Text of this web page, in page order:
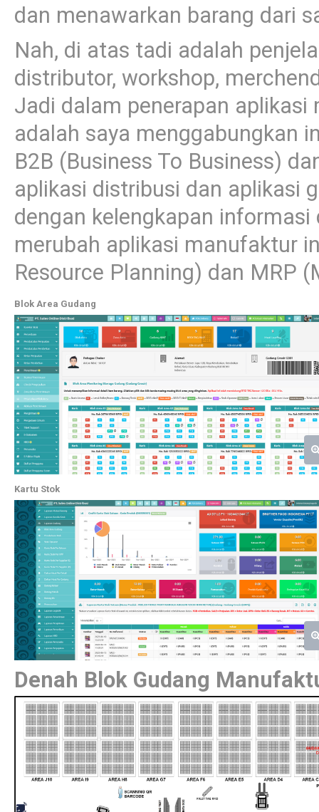
dan menawarkan barang dari
Nah, di atas tadi adalah
distributor, workshop,
Jadi dalam penerapan
adalah saya menggabungkan
B2B (Business To Business)
aplikasi distribusi dan aplikasi
dengan kelengkapan
merubah aplikasi manufaktur
Resource Planning) dan MRP
Blok Area Gudang
Kartu Stok
Denah Blok Gudang